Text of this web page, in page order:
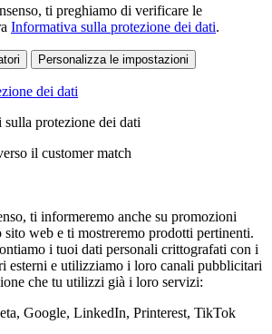
ti preghiamo di verificare le
Informativa sulla protezione dei dati.
Personalizza le impostazioni
dei dati
protezione dei dati
il customer match
ti informeremo anche su promozioni
sito web e ti mostreremo prodotti pertinenti.
i tuoi dati personali crittografati con i
esterni e utilizziamo i loro canali pubblicitari
che tu utilizzi già i loro servizi:
Google, LinkedIn, Printerest, TikTok